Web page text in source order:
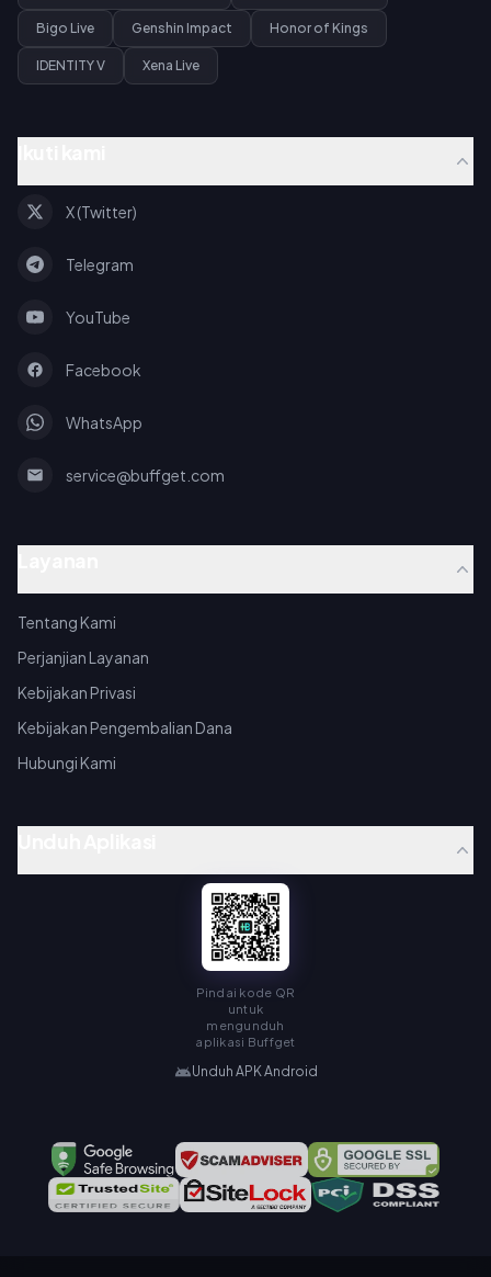
Bigo Live Genshin Impact Honor of Kings
IDENTITY V Xena Live
X (Twitter)
Telegram
YouTube
Facebook
WhatsApp
service@buffget.com
Tentang Kami
Perjanjian Layanan
Kebijakan Privasi
Kebijakan Pengembalian Dana
Hubungi Kami
Pindai kode QR
untuk
mengunduh
aplikasi Buffget
Unduh APK Android